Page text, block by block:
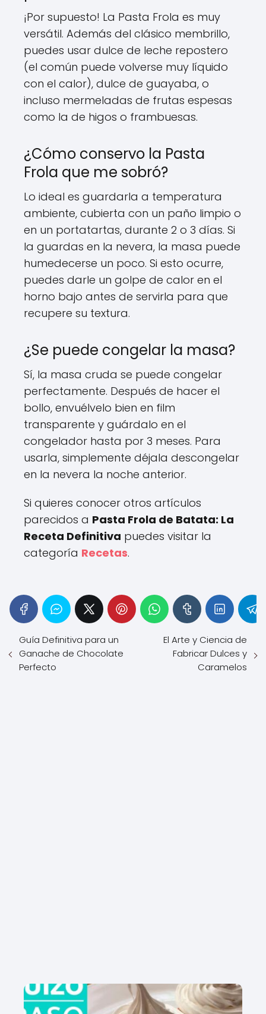
¡Por supuesto! La Pasta Frola es muy
versátil. Además del clásico membrillo,
puedes usar dulce de leche repostero
(el común puede volverse muy líquido
con el calor), dulce de guayaba, o
incluso mermeladas de frutas espesas
como la de higos o frambuesas.
¿Cómo conservo la Pasta
Frola que me sobró?
Lo ideal es guardarla a temperatura
ambiente, cubierta con un paño limpio o
en un portatartas, durante 2 o 3 días. Si
la guardas en la nevera, la masa puede
humedecerse un poco. Si esto ocurre,
puedes darle un golpe de calor en el
horno bajo antes de servirla para que
recupere su textura.
¿Se puede congelar la masa?
Sí, la masa cruda se puede congelar
perfectamente. Después de hacer el
bollo, envuélvelo bien en film
transparente y guárdalo en el
congelador hasta por 3 meses. Para
usarla, simplemente déjala descongelar
en la nevera la noche anterior.
Si quieres conocer otros artículos
parecidos a Pasta Frola de Batata: La
Receta Definitiva puedes visitar la
categoría Recetas.
Guía Definitiva para un
Ganache de Chocolate
Perfecto
El Arte y Ciencia de
Fabricar Dulces y
Caramelos